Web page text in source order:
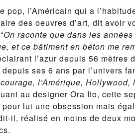
pop, l’Américain qui a
des oeuvres d’art, dit avoir
On raconte que dans les
et ce bâtiment en béton me
l’azur depuis 56 mètres
ses 6 ans par l’univers
l’Amérique,
au designer Ora Ito, cette
lui une obsession mais
il, réalisé en moins de deux